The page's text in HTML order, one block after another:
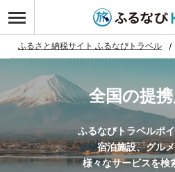
ふるさと納税サイト ふるなびトラベル
全国の提
ふるなびトラベルポ
宿泊施設、グル
様々なサービスを検